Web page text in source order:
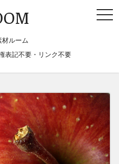
材ルーム
表記不要・リンク不要